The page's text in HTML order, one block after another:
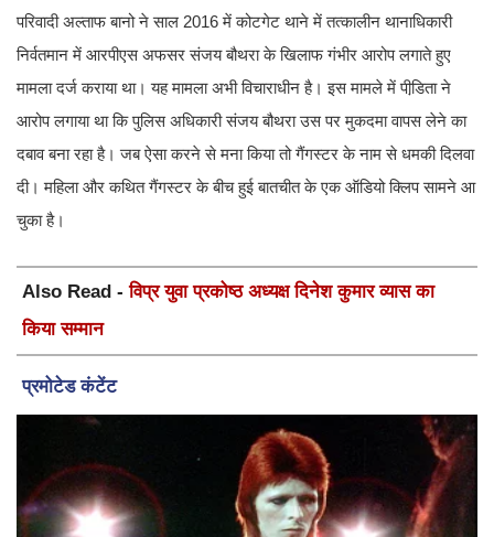
परिवादी अल्ताफ बानो ने साल 2016 में कोटगेट थाने में तत्कालीन थानाधिकारी
निर्वतमान में आरपीएस अफसर संजय बौथरा के खिलाफ गंभीर आरोप लगाते हुए
मामला दर्ज कराया था। यह मामला अभी विचाराधीन है। इस मामले में पीडि़ता ने
आरोप लगाया था कि पुलिस अधिकारी संजय बौथरा उस पर मुकदमा वापस लेने का
दबाव बना रहा है। जब ऐसा करने से मना किया तो गैंगस्टर के नाम से धमकी दिलवा
दी। महिला और कथित गैंगस्टर के बीच हुई बातचीत के एक ऑडियो क्लिप सामने आ
चुका है।
Also Read -विप्र युवा प्रकोष्ठ अध्यक्ष दिनेश कुमार व्यास का
किया सम्मान